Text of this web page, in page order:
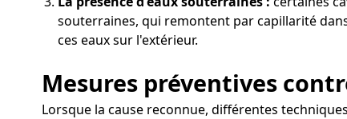
souterraines, qui remontent par capillarité
ces eaux sur l'extérieur.
Mesures préventives
Lorsque la cause reconnue, différentes